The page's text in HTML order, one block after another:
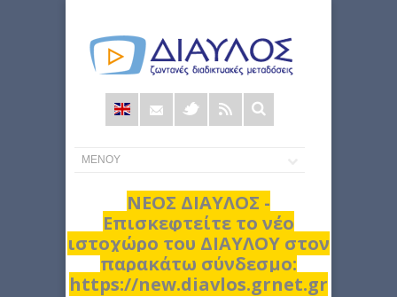
Φόρμα
αναζήτησης
ΝΕΟΣ ΔΙΑΥΛΟΣ -
Επισκεφτείτε το νέο
ιστοχώρο του ΔΙΑΥΛΟΥ στον
παρακάτω σύνδεσμο:
https://new.diavlos.grnet.gr